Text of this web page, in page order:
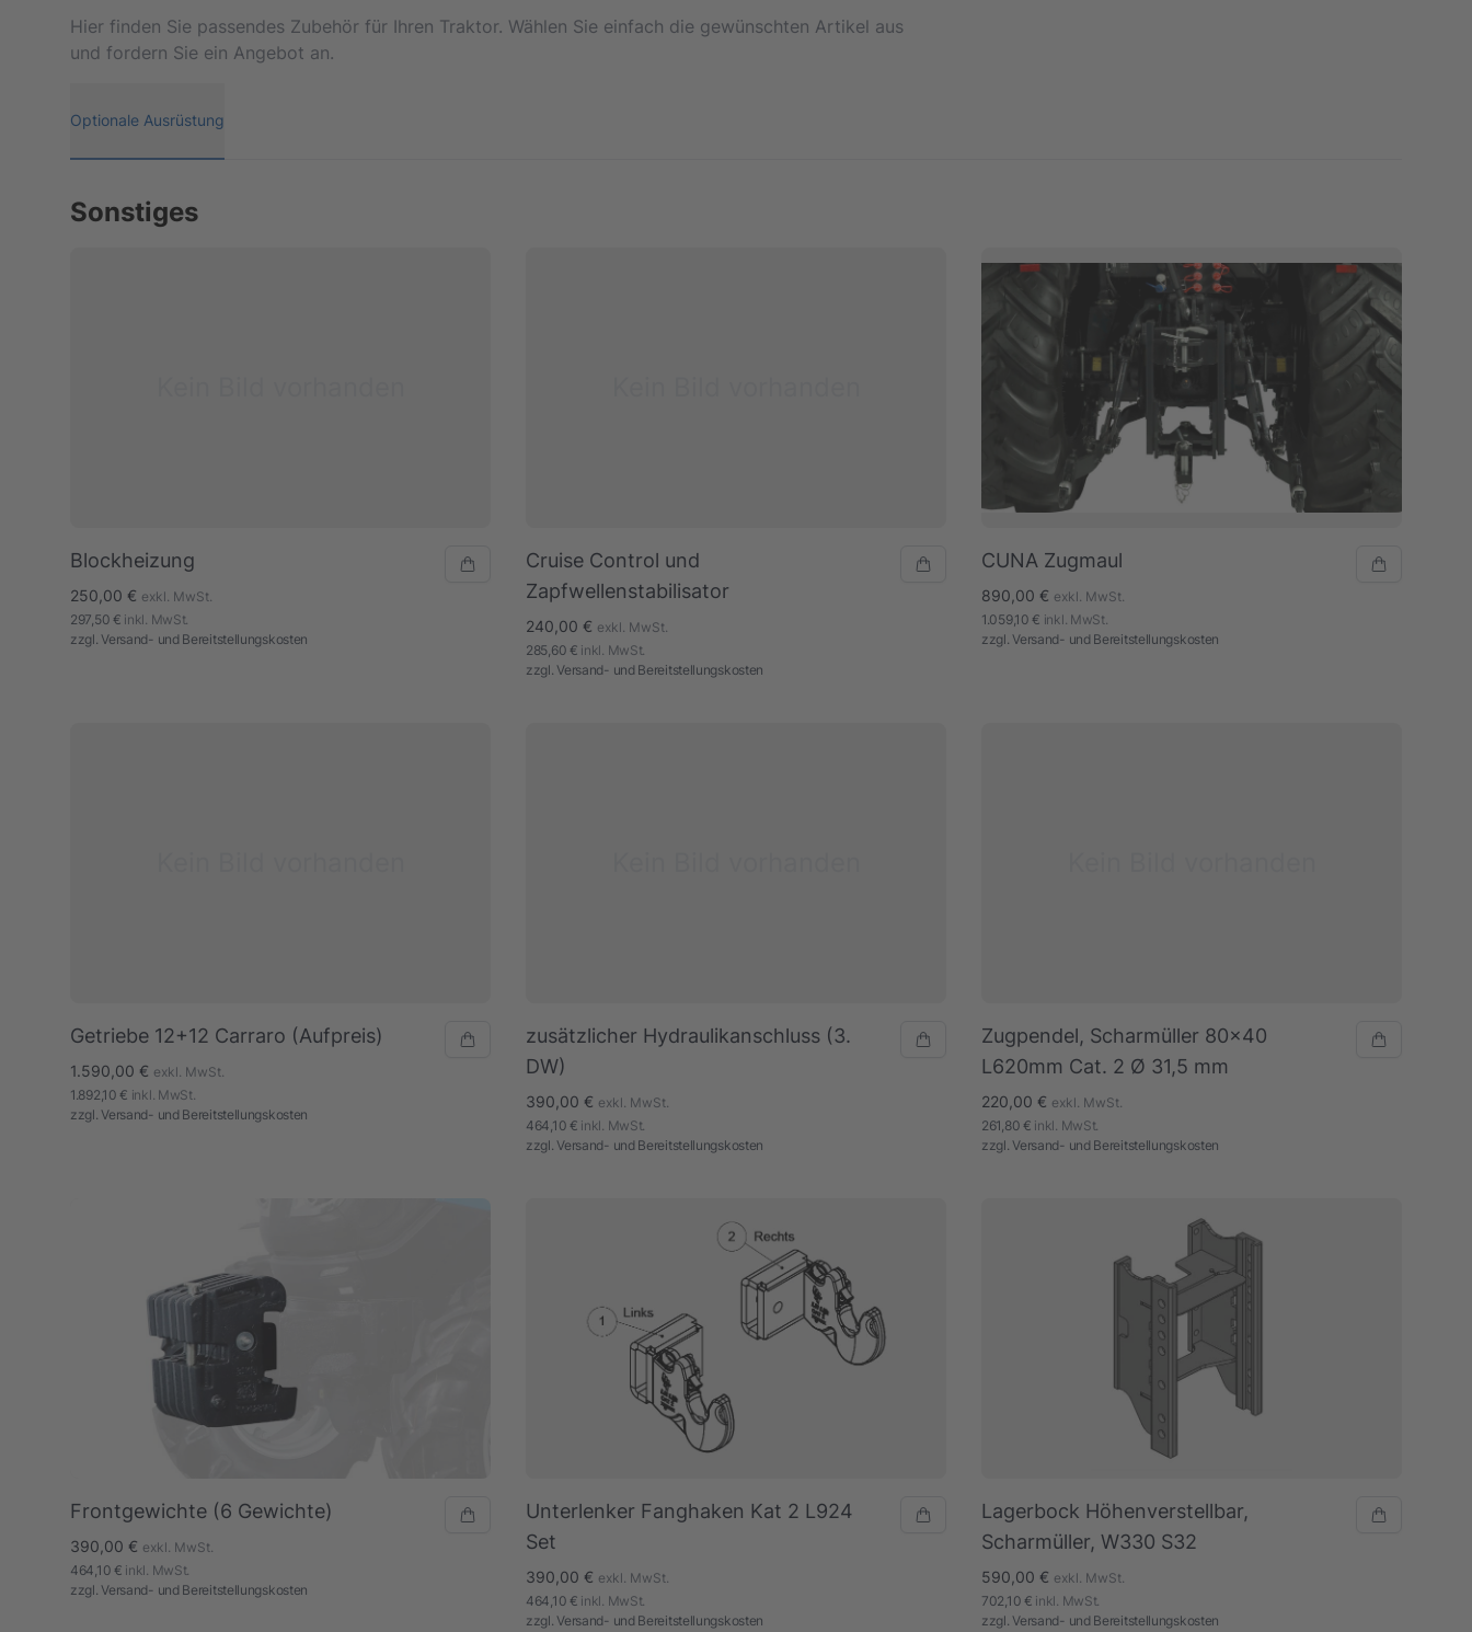
Hier finden Sie passendes Zubehör für Ihren Traktor. Wählen Sie einfach die gewünschten Artikel aus
und fordern Sie ein Angebot an.
Optionale Ausrüstung
Sonstiges
Blockheizung
250,00 € exkl. MwSt.
297,50 € inkl. MwSt.
zzgl.Versand- und Bereitstellungskosten
Cruise Control und
Zapfwellenstabilisator
240,00 € exkl. MwSt.
285,60 € inkl. MwSt.
zzgl.Versand- und Bereitstellungskosten
CUNA Zugmaul
890,00 € exkl. MwSt.
1.059,10 € inkl. MwSt.
zzgl.Versand- und Bereitstellungskosten
Getriebe 12+12 Carraro (Aufpreis)
1.590,00 € exkl. MwSt.
1.892,10 € inkl. MwSt.
zzgl.Versand- und Bereitstellungskosten
zusätzlicher Hydraulikanschluss (3.
DW)
390,00 € exkl. MwSt.
464,10 € inkl. MwSt.
zzgl.Versand- und Bereitstellungskosten
Zugpendel, Scharmüller 80x40
L620mm Cat. 2 Ø 31,5 mm
220,00 € exkl. MwSt.
261,80 € inkl. MwSt.
zzgl.Versand- und Bereitstellungskosten
Frontgewichte (6 Gewichte)
390,00 € exkl. MwSt.
464,10 € inkl. MwSt.
zzgl.Versand- und Bereitstellungskosten
Unterlenker Fanghaken Kat 2 L924
Set
390,00 € exkl. MwSt.
464,10 € inkl. MwSt.
zzgl.Versand- und Bereitstellungskosten
Lagerbock Höhenverstellbar,
Scharmüller, W330 S32
590,00 € exkl. MwSt.
702,10 € inkl. MwSt.
zzgl.Versand- und Bereitstellungskosten